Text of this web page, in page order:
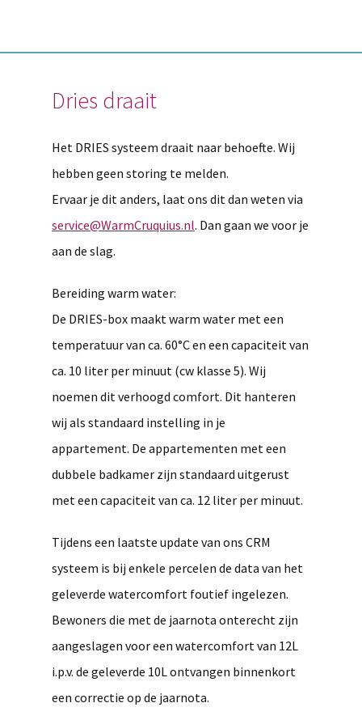
Dries draait
Het DRIES systeem draait naar behoefte. Wij
hebben geen storing te melden.
Ervaar je dit anders, laat ons dit dan weten via
service@WarmCruquius.nl. Dan gaan we voor je
aan de slag.
Bereiding warm water:
De DRIES-box maakt warm water met een
temperatuur van ca. 60°C en een capaciteit van
ca. 10 liter per minuut (cw klasse 5). Wij
noemen dit verhoogd comfort. Dit hanteren
wij als standaard instelling in je
appartement. De appartementen met een
dubbele badkamer zijn standaard uitgerust
met een capaciteit van ca. 12 liter per minuut.
Tijdens een laatste update van ons CRM
systeem is bij enkele percelen de data van het
geleverde watercomfort foutief ingelezen.
Bewoners die met de jaarnota onterecht zijn
aangeslagen voor een watercomfort van 12L
i.p.v. de geleverde 10L ontvangen binnenkort
een correctie op de jaarnota.